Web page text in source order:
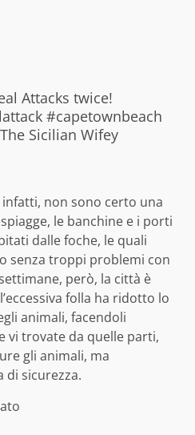
Attacks twice!
#capetownbeach
Sicilian Wifey
non sono certo una
spiagge, le banchine e i porti
dalle foche, le quali
senza troppi problemi con
però, la città è
folla ha ridotto lo
animali, facendoli
vi trovate da quelle parti,
gli animali, ma
di sicurezza.